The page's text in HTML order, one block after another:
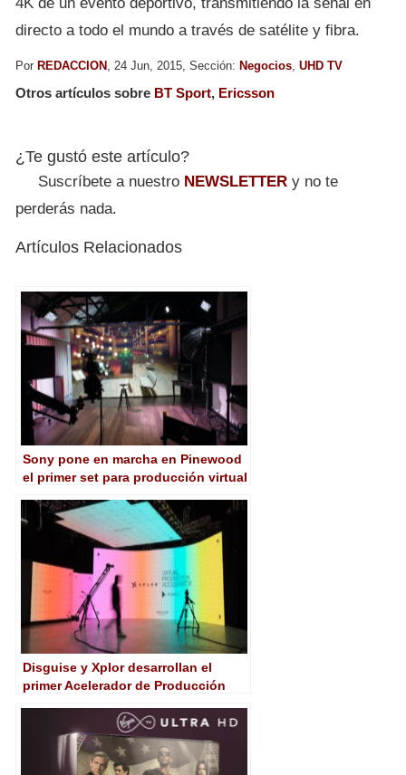
directo a todo el mundo a través de satélite y fibra.
Por REDACCION , 24 Jun, 2015, Sección: Negocios UHD TV
Otros artículos sobre BT Sport, Ericsson
¿Te gustó este artículo?
Suscríbete a nuestro NEWSLETTER y no te
perderás nada.
Artículos Relacionados
Sony pone en marcha en Pinewood
el primer set para producción virtual
Disguise y Xplor desarrollan el
primer Acelerador de Producción